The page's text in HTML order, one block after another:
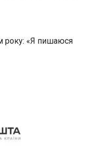
року: «Я пишаюся